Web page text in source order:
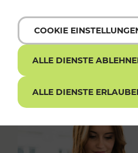
COOKIE
ALLE DIENSTE
ALLE DIENSTE